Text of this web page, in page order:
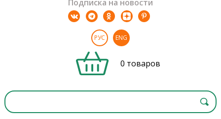
Подписка на новости
РУС ENG
0 товаров